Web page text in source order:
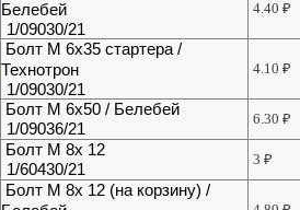
Белебей
1/09030/21
4.40₽
Болт М 6х35 стартера /
Технотрон
1/09030/21
4.10₽
Болт М 6х50 / Белебей
1/09036/21
6.30₽
Болт М 8х 12
1/60430/21
3₽
Болт М 8х 12 (на корзину) /